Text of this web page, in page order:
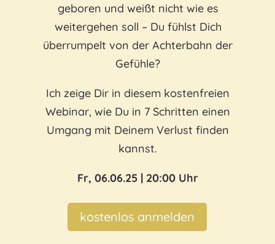
geboren und weißt nicht wie es
weitergehen soll – Du fühlst Dich
überrumpelt von der Achterbahn der
Gefühle?
Ich zeige Dir in diesem kostenfreien
Webinar, wie Du in 7 Schritten einen
Umgang mit Deinem Verlust finden
kannst.
Fr, 06.06.25 | 20:00 Uhr
kostenlos anmelden